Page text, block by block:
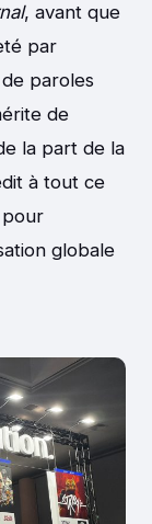
, avant que
par
paroles
de
la part de la
à tout ce
pour
globale